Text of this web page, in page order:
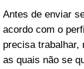
Antes de enviar
acordo com o
precisa trabalhar,
as quais não se